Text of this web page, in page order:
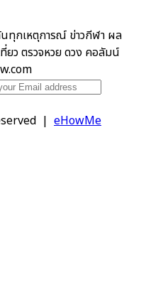
นทุกเหตุการณ์ ข่าวกีฬา ผล
ยว ตรวจหวย ดวง คอลัมน์
| eHowMe